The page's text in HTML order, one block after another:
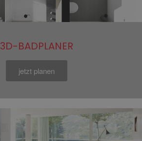
3D-BADPLANER
jetzt planen